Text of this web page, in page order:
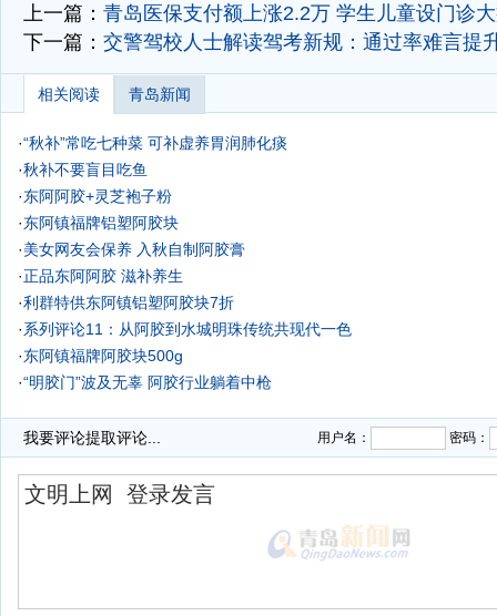
上一篇： 青岛医保支付额上涨2.2万 学生儿童设门诊
下一篇： 交警驾校人士解读驾考新规：通过率难言提
相关阅读 青岛新闻
·“秋补”常吃七种菜 可补虚养胃润肺化痰
·秋补不要盲目吃鱼
·东阿阿胶+灵芝袍子粉
·东阿镇福牌铝塑阿胶块
·美女网友会保养 入秋自制阿胶膏
·正品东阿阿胶 滋补养生
·利群特供东阿镇铝塑阿胶块7折
·系列评论11：从阿胶到水城明珠传统共现代一色
·东阿镇福牌阿胶块500g
·“明胶门”波及无辜 阿胶行业躺着中枪
我要评论提取评论... 用户名： 密码：